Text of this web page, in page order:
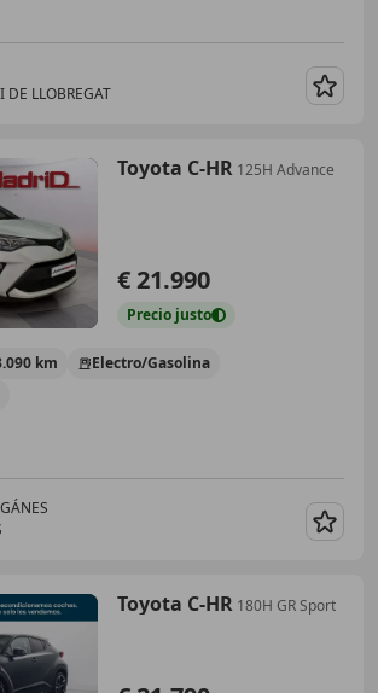
LLOBREGAT
Toyota C-HR 125H Advance
€ 21.990
Precio justo
km
Electro/Gasolina
Toyota C-HR 180H GR Sport